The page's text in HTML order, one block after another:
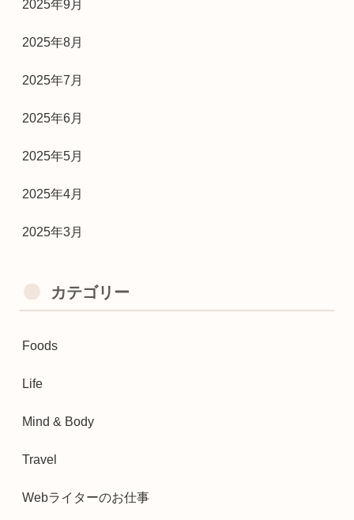
2025年9月
2025年8月
2025年7月
2025年6月
2025年5月
2025年4月
2025年3月
カテゴリー
Foods
Life
Mind & Body
Travel
Webライターのお仕事